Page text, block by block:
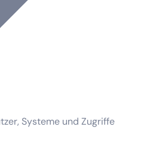
Systeme und Zugriffe